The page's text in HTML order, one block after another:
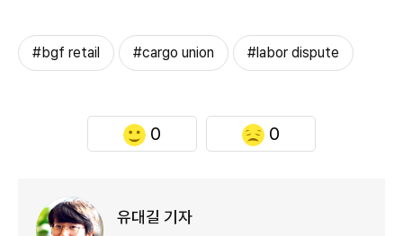
#bgf retail #cargo union #labor dispute
0 0
유대길 기자